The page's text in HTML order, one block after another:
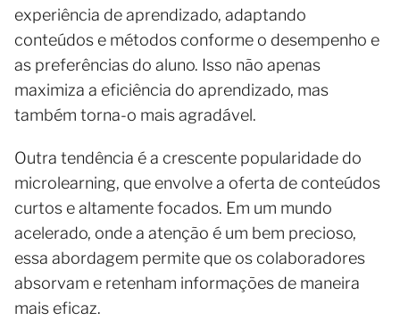
experiência de aprendizado, adaptando
conteúdos e métodos conforme o desempenho e
as preferências do aluno. Isso não apenas
maximiza a eficiência do aprendizado, mas
também torna-o mais agradável.
Outra tendência é a crescente popularidade do
microlearning, que envolve a oferta de conteúdos
curtos e altamente focados. Em um mundo
acelerado, onde a atenção é um bem precioso,
essa abordagem permite que os colaboradores
absorvam e retenham informações de maneira
mais eficaz.